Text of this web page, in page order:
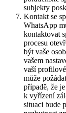
subjekty
Kontakt se
WhatsApp
kontaktovat
procesu
být vaše
vašem
vaší
může
případě, že
k vyřízení
situaci bude